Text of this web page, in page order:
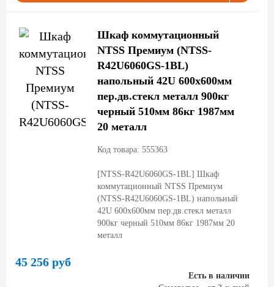
Шкаф коммутационный
NTSS Премиум (NTSS-
R42U6060GS-1BL)
напольный 42U 600x600мм
пер.дв.стекл металл 900кг
черный 510мм 86кг 1987мм
20 металл
Код товара: 555363
[NTSS-R42U6060GS-1BL] Шкаф
коммутационный NTSS Премиум
(NTSS-R42U6060GS-1BL) напольный
42U 600x600мм пер.дв.стекл металл
900кг черный 510мм 86кг 1987мм 20
металл
45 256 руб
Есть в наличии